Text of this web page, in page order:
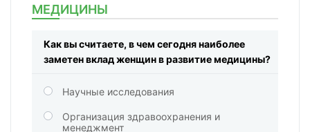
МЕДИЦИНЫ
Как вы считаете, в чем сегодня наиболее
заметен вклад женщин в развитие медицины?
Научные исследования
Организация здравоохранения и
менеджмент